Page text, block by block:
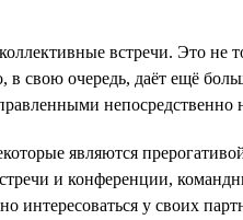
встречи. Это
свою очередь, даёт ещё
являются
и конференции,
интересоваться у своих